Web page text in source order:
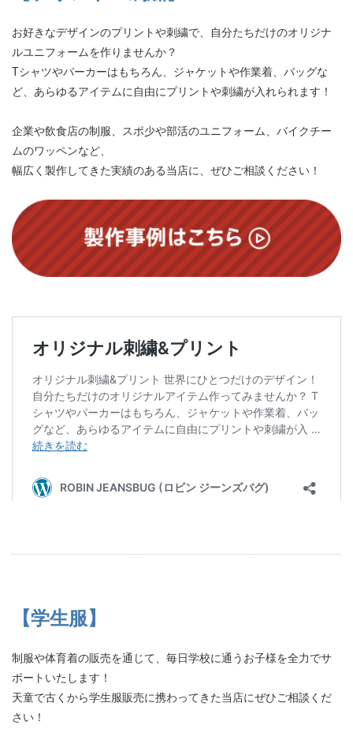
お好きなデザインのプリントや刺繍で、自分たちだけのオリジナ
ルユニフォームを作りませんか？
Tシャツやパーカーはもちろん、ジャケットや作業着、バッグな
ど、あらゆるアイテムに自由にプリントや刺繍が入れられます！
企業や飲食店の制服、スポ少や部活のユニフォーム、バイクチー
ムのワッペンなど、
幅広く製作してきた実績のある当店に、ぜひご相談ください！
【学生服】
制服や体育着の販売を通じて、毎日学校に通うお子様を全力でサ
ポートいたします！
天童で古くから学生服販売に携わってきた当店にぜひご相談くだ
さい！